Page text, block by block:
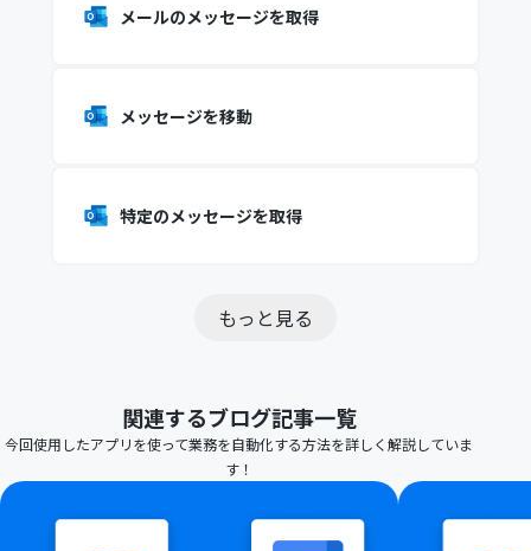
メールのメッセージを取得
メッセージを移動
特定のメッセージを取得
もっと見る
関連するブログ記事一覧
今回使用したアプリを使って業務を自動化する方法を詳しく解説していま
す！